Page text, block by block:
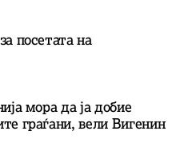
посетата на
мора да ја добие
граѓани, вели Вигенин